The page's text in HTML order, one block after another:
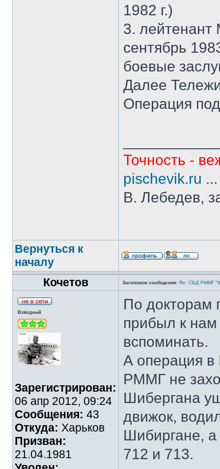
1982 г.)
3. лейтенант
сентябрь
боевые
Далее
Операция
Точность -
pischevik.ru
В. Лебедев,
Вернуться к
началу
Кочетов
Заголовок сообщения: Re: СБД РММГ
Взводный
Зарегистрирован:
06 апр 2012, 09:24
Сообщения: 43
Откуда: Харьков
Призван:
21.04.1981
По докторам
прибыл к нам
вспоминать.
А операция в
РММГ не
Шибергана
движок,
Шибиргане,
712 и 713.